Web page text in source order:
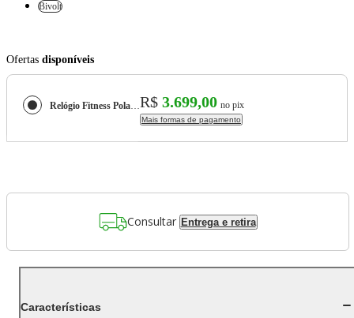
Bivolt
Ofertas disponíveis
Relógio Fitness Polar Ignite 3 Greige SandR$ 3.699,00 no pix
Mais formas de pagamento
Consultar Entrega e retira
Características